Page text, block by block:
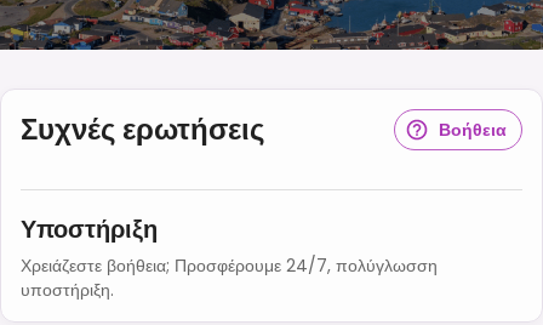
Συχνές ερωτήσεις Βοήθεια
Υποστήριξη
Χρειάζεστε βοήθεια; Προσφέρουμε 24/7, πολύγλωσση
υποστήριξη.